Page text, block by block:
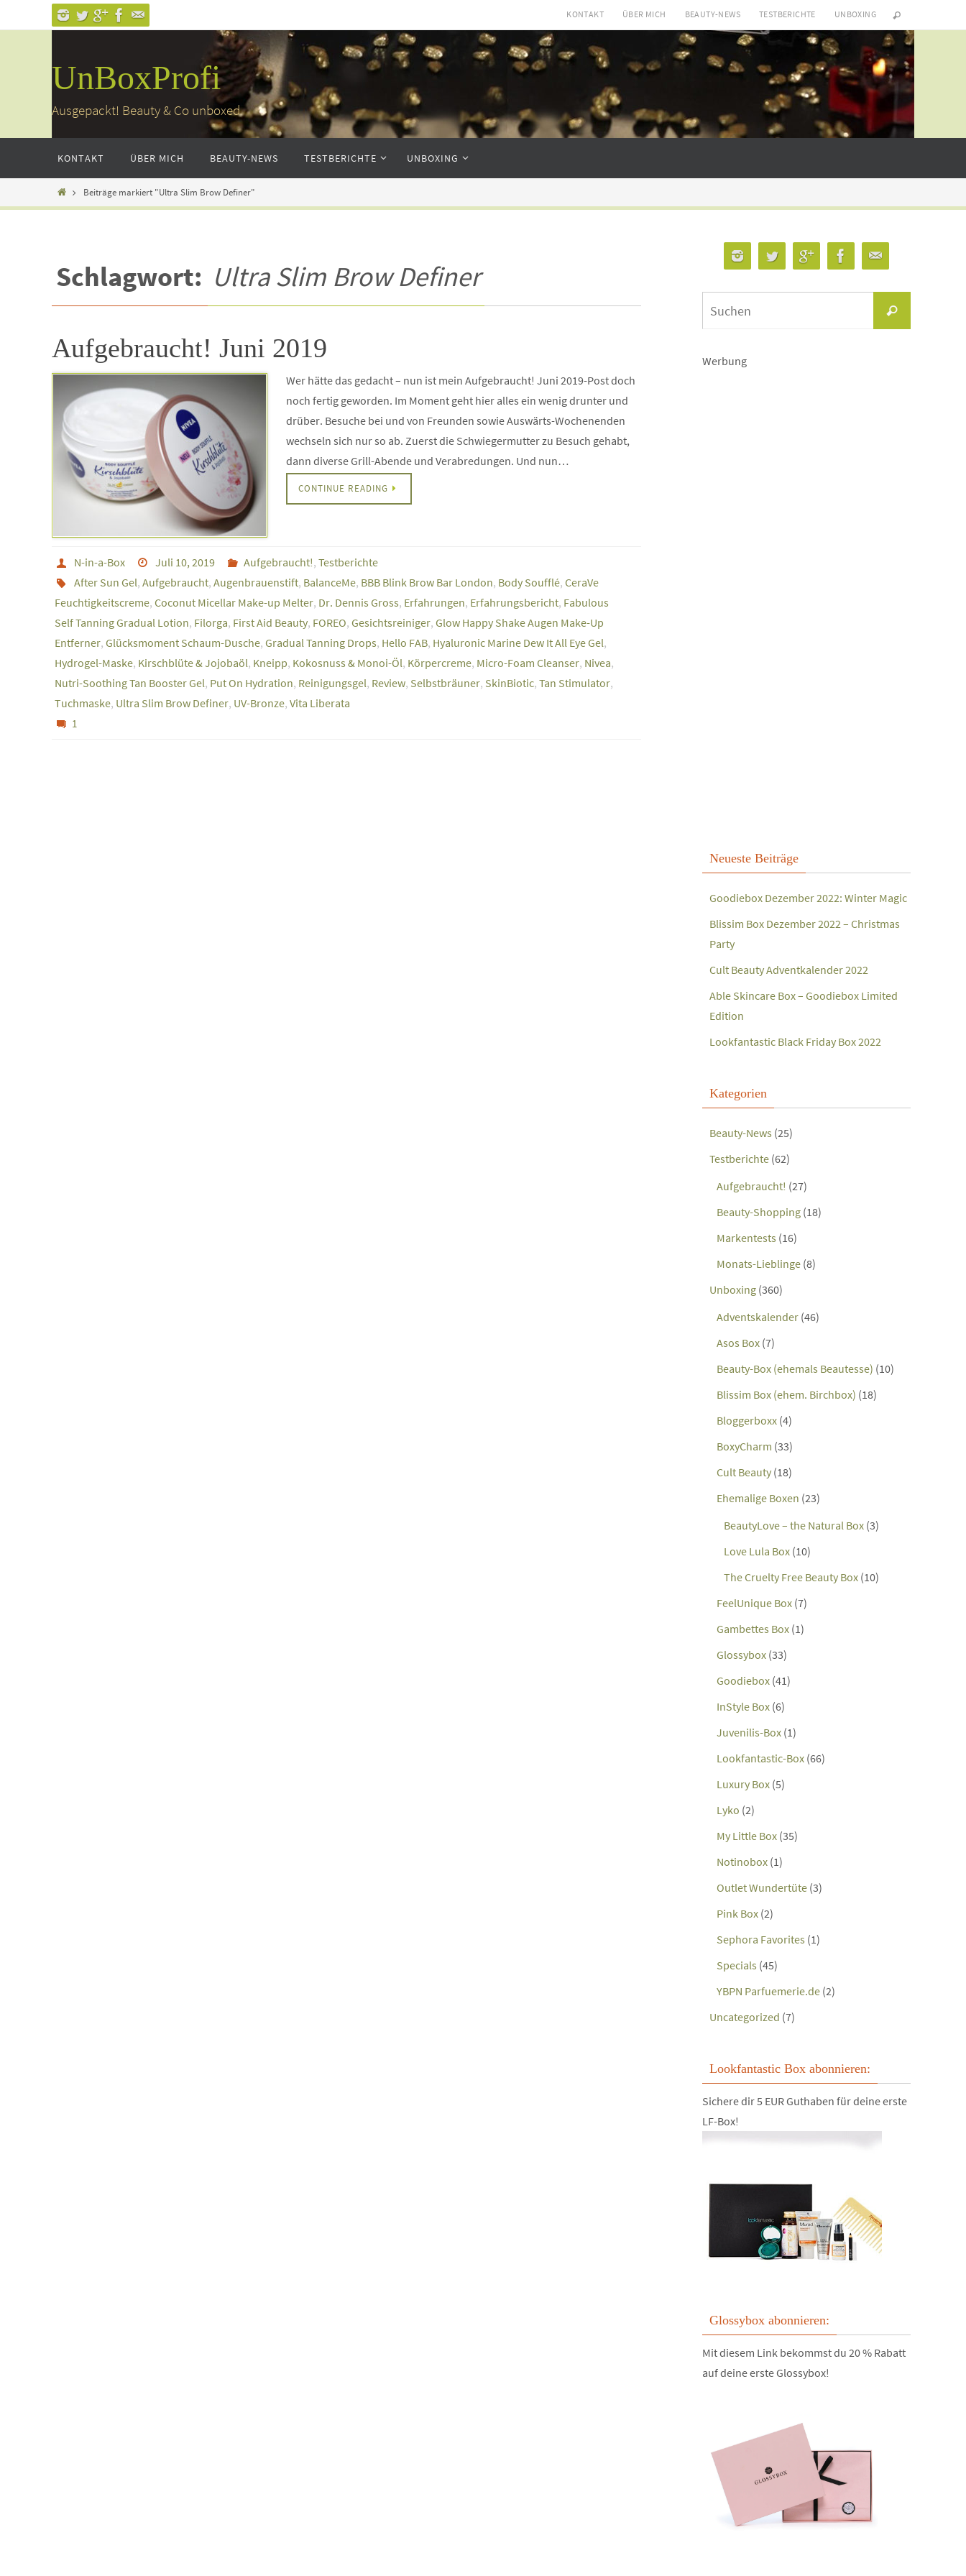
Inhalt
KONTAKT ÜBER MICH BEAUTY-NEWS TESTBERICHTE UNBOXING
UnBoxProfi
Ausgepackt! Beauty & Co unboxed
springen
KONTAKT ÜBER MICH BEAUTY-NEWS TESTBERICHTE UNBOXING
HomeBeiträge markiert "Ultra Slim Brow Definer"
Schlagwort: Ultra Slim Brow Definer
Aufgebraucht! Juni 2019
Wer hätte das gedacht – nun ist mein Aufgebraucht! Juni 2019-Post doch
noch fertig geworden. Im Moment geht hier alles ein wenig drunter und
drüber. Besuche bei und von Freunden sowie Auswärts-Wochenenden
wechseln sich nur so ab. Zuerst die Schwiegermutter zu Besuch gehabt,
dann diverse Grill-Abende und Verabredungen. Und nun…
CONTINUE READING
N-in-a-Box Juli 10, 2019 Aufgebraucht!,Testberichte
After Sun Gel, Aufgebraucht, Augenbrauenstift, BalanceMe, BBB Blink Brow Bar London, Body Soufflé, CeraVe
Feuchtigkeitscreme, Coconut Micellar Make-up Melter, Dr. Dennis Gross, Erfahrungen, Erfahrungsbericht, Fabulous
Self Tanning Gradual Lotion, Filorga, First Aid Beauty, FOREO, Gesichtsreiniger, Glow Happy Shake Augen Make-Up
Entferner, Glücksmoment Schaum-Dusche, Gradual Tanning Drops, Hello FAB, Hyaluronic Marine Dew It All Eye Gel,
Hydrogel-Maske, Kirschblüte & Jojobaöl, Kneipp, Kokosnuss & Monoi-Öl, Körpercreme, Micro-Foam Cleanser, Nivea,
Nutri-Soothing Tan Booster Gel, Put On Hydration, Reinigungsgel, Review, Selbstbräuner, SkinBiotic, Tan Stimulator,
Tuchmaske, Ultra Slim Brow Definer, UV-Bronze, Vita Liberata
1
Suchen
Werbung
Neueste Beiträge
Goodiebox Dezember 2022: Winter Magic
Blissim Box Dezember 2022 – Christmas
Party
Cult Beauty Adventkalender 2022
Able Skincare Box – Goodiebox Limited
Edition
Lookfantastic Black Friday Box 2022
Kategorien
Beauty-News (25)
Testberichte (62)
Aufgebraucht! (27)
Beauty-Shopping (18)
Markentests (16)
Monats-Lieblinge (8)
Unboxing (360)
Adventskalender (46)
Asos Box (7)
Beauty-Box (ehemals Beautesse) (10)
Blissim Box (ehem. Birchbox) (18)
Bloggerboxx (4)
BoxyCharm (33)
Cult Beauty (18)
Ehemalige Boxen (23)
BeautyLove – the Natural Box (3)
Love Lula Box (10)
The Cruelty Free Beauty Box (10)
FeelUnique Box (7)
Gambettes Box (1)
Glossybox (33)
Goodiebox (41)
InStyle Box (6)
Juvenilis-Box (1)
Lookfantastic-Box (66)
Luxury Box (5)
Lyko (2)
My Little Box (35)
Notinobox (1)
Outlet Wundertüte (3)
Pink Box (2)
Sephora Favorites (1)
Specials (45)
YBPN Parfuemerie.de (2)
Uncategorized (7)
Lookfantastic Box abonnieren:
Sichere dir 5 EUR Guthaben für deine erste
LF-Box!
Glossybox abonnieren:
Mit diesem Link bekommst du 20 % Rabatt
auf deine erste Glossybox!